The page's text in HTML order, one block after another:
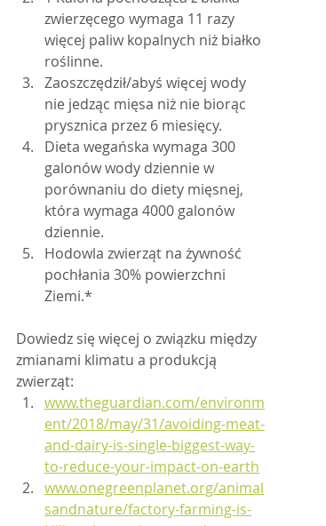
zwierzęcego wymaga 11 razy
więcej paliw kopalnych niż białko
roślinne.
Zaoszczędził/abyś więcej wody
nie jedząc mięsa niż nie biorąc
prysznica przez 6 miesięcy.
Dieta wegańska wymaga 300
galonów wody dziennie w
porównaniu do diety mięsnej,
która wymaga 4000 galonów
dziennie.
Hodowla zwierząt na żywność
pochłania 30% powierzchni
Ziemi.*
Dowiedz się więcej o związku między
zmianami klimatu a produkcją
zwierząt:
www.theguardian.com/environm
ent/2018/may/31/avoiding-meat-
and-dairy-is-single-biggest-way-
to-reduce-your-impact-on-earth
www.onegreenplanet.org/animal
sandnature/factory-farming-is-